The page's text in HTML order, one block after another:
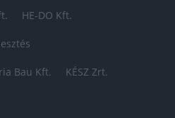
HE-DO Kft.
Bau Kft. KÉSZ Zrt.